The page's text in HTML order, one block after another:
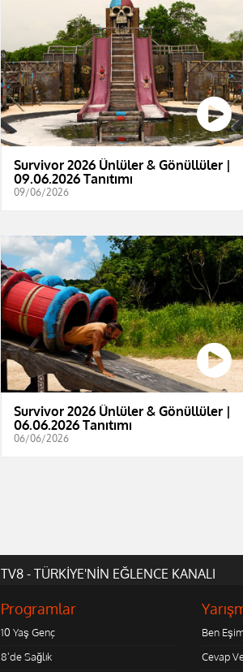
Survivor 2026 Ünlüler & Gönüllüler |
09.06.2026 Tanıtımı
09/06/2026
Survivor 2026 Ünlüler & Gönüllüler |
06.06.2026 Tanıtımı
06/06/2026
TV8 - TÜRKİYE'NİN EĞLENCE KANALI
Programlar
10 Yaş Genç
8'de Sağlık
Ben
Cevap